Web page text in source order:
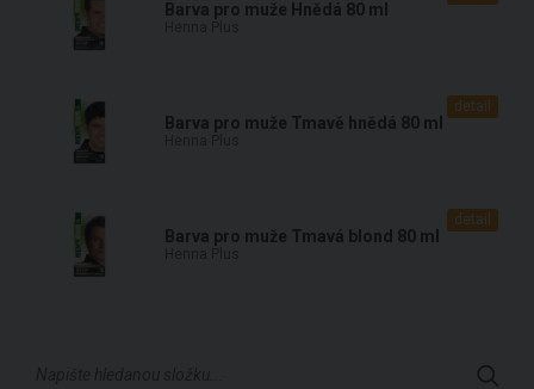
Barva pro muže Hnědá 80 ml
Barva pro muže Tmavě hnědá 80 ml
detail
Barva pro muže Tmavá blond 80 ml
detail